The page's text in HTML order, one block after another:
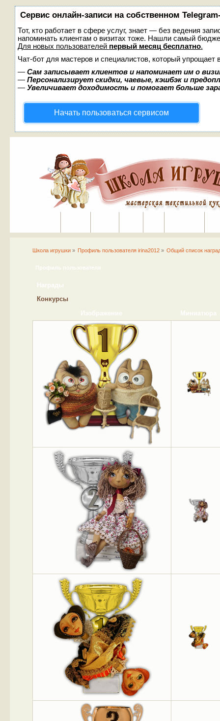
Сервис онлайн-записи на собственном
Тот, кто работает в сфере услуг, знает — без ведения
напоминать клиентам о визитах тоже. Нашли самый
Для новых пользователей первый месяц бесплатно.
Чат-бот для мастеров и специалистов, который упрощает
— Сам записывает клиентов и напоминает им о
— Персонализирует скидки, чаевые, кэшбэк и
— Увеличивает доходимость и помогает больше
Начать пользоваться сервисом
Школа игрушки» Профиль пользователя irina2012 » Общий список
Профиль пользователя
Награды
Конкурсы
Изображение
Миниатюра